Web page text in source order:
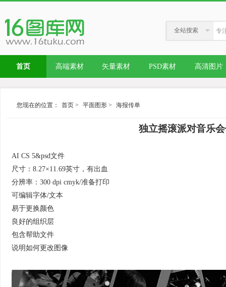
全站搜索
首页 高端素材 矢量素材 PSD素材 高清图片
您现在的位置： 首页 > 平面图形 > 海报传单
独立摇滚派对音乐
AI CS 5&psd文件
尺寸：8.27×11.69英寸，有出血
分辨率：300 dpi cmyk/准备打印
可编辑字体/文本
易于更换颜色
良好的组织层
包含帮助文件
说明如何更改图像